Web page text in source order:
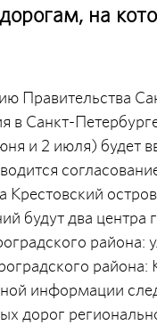
на
Правительства
в Санкт-
и 2 июля) будет
Крестовский
будут два центра
района:
района:
информации
дорог